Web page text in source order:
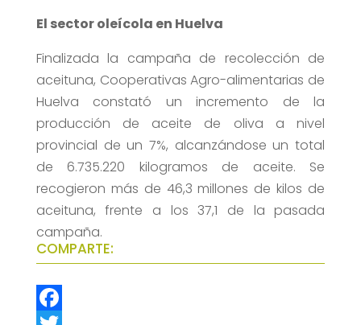
El sector oleícola en Huelva
Finalizada la campaña de recolección de
aceituna, Cooperativas Agro-alimentarias de
Huelva constató un incremento de la
producción de aceite de oliva a nivel
provincial de un 7%, alcanzándose un total
de 6.735.220 kilogramos de aceite. Se
recogieron más de 46,3 millones de kilos de
aceituna, frente a los 37,1 de la pasada
campaña.
COMPARTE: